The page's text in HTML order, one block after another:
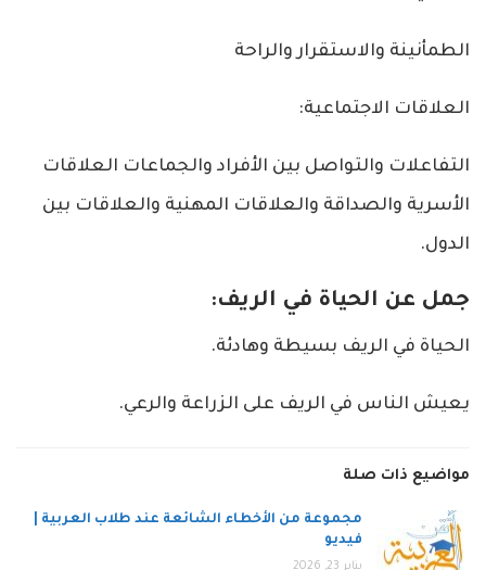
الطمأنينة والاستقرار والراحة
العلاقات الاجتماعية:
التفاعلات والتواصل بين الأفراد والجماعات العلاقات
الأسرية والصداقة والعلاقات المهنية والعلاقات بين
الدول.
جمل عن الحياة في الريف:
الحياة في الريف بسيطة وهادئة.
يعيش الناس في الريف على الزراعة والرعي.
مواضيع ذات صلة
مجموعة من الأخطاء الشائعة عند طلاب العربية |
فيديو
يناير 23, 2026